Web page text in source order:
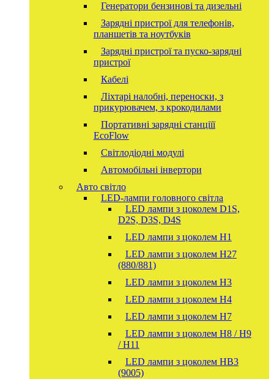
Генератори бензинові та дизельні
Зарядні пристрої для телефонів,
планшетів та ноутбуків
Зарядні пристрої та пуско-зарядні
пристрої
Кабелі
Ліхтарі налобні, переноски, з
прикурювачем, з крокодилами
Портативні зарядні станціїї
EcoFlow
Світлодіодні модулі
Автомобільні інвертори
Авто світло
LED-лампи головного світла
LED лампи з цоколем D1S,
D2S, D3S, D4S
LED лампи з цоколем H1
LED лампи з цоколем H27
(880/881)
LED лампи з цоколем H3
LED лампи з цоколем H4
LED лампи з цоколем H7
LED лампи з цоколем H8 / H9
/ H11
LED лампи з цоколем HB3
(9005)